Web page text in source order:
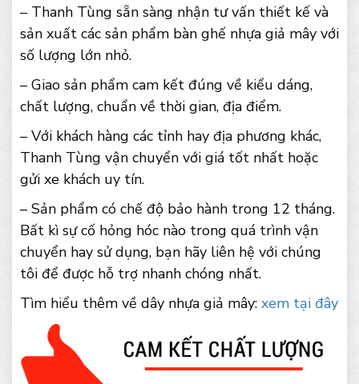
– Thanh Tùng sẵn sàng nhận tư vấn thiết kế và
sản xuất các sản phẩm bàn ghế nhựa giả mây với
số lượng lớn nhỏ.
– Giao sản phẩm cam kết đúng về kiểu dáng,
chất lượng, chuẩn về thời gian, địa điểm.
– Với khách hàng các tỉnh hay địa phương khác,
Thanh Tùng vận chuyển với giá tốt nhất hoặc
gửi xe khách uy tín.
– Sản phẩm có chế độ bảo hành trong 12 tháng.
Bất kì sự cố hỏng hóc nào trong quá trình vận
chuyển hay sử dụng, bạn hãy liên hệ với chúng
tôi để được hỗ trợ nhanh chóng nhất.
Tìm hiểu thêm về dây nhựa giả mây: xem tại đây